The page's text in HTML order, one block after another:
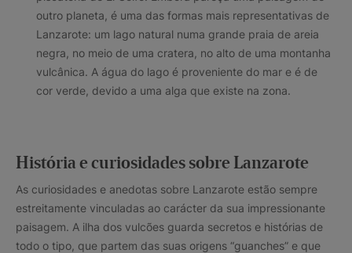
outro planeta, é uma das formas mais representativas de
Lanzarote: um lago natural numa grande praia de areia
negra, no meio de uma cratera, no alto de uma montanha
vulcânica. A água do lago é proveniente do mar e é de
cor verde, devido a uma alga que existe na zona.
História e curiosidades sobre Lanzarote
As curiosidades e anedotas sobre Lanzarote estão sempre
estreitamente vinculadas ao carácter da sua impressionante
paisagem. A ilha dos vulcões guarda secretos e histórias de
todo o tipo, que partem das suas origens “guanches” e que